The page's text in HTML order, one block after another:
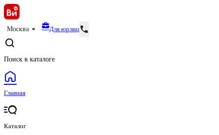
Москва Для юрлиц
Поиск в каталоге
Главная
Каталог